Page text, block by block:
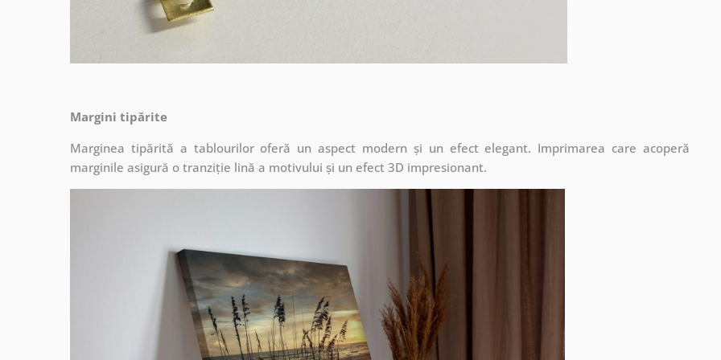
Margini tipărite
Marginea tipărită a tablourilor oferă un aspect modern și un efect elegant. Imprimarea care acoperă
marginile asigură o tranziție lină a motivului și un efect 3D impresionant.